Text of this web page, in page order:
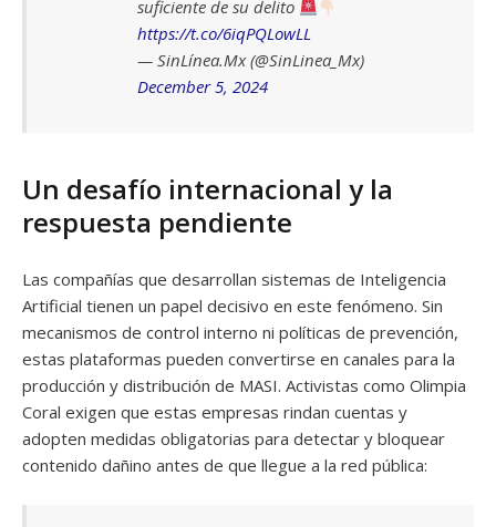
suficiente de su delito
https://t.co/6iqPQLowLL
— SinLínea.Mx (@SinLinea_Mx)
December 5, 2024
Un desafío internacional y la
respuesta pendiente
Las compañías que desarrollan sistemas de Inteligencia
Artificial tienen un papel decisivo en este fenómeno. Sin
mecanismos de control interno ni políticas de prevención,
estas plataformas pueden convertirse en canales para la
producción y distribución de MASI. Activistas como Olimpia
Coral exigen que estas empresas rindan cuentas y
adopten medidas obligatorias para detectar y bloquear
contenido dañino antes de que llegue a la red pública: